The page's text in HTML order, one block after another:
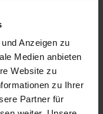
Anzeigen zu
Medien anbieten
Website zu
zu Ihrer
Partner für